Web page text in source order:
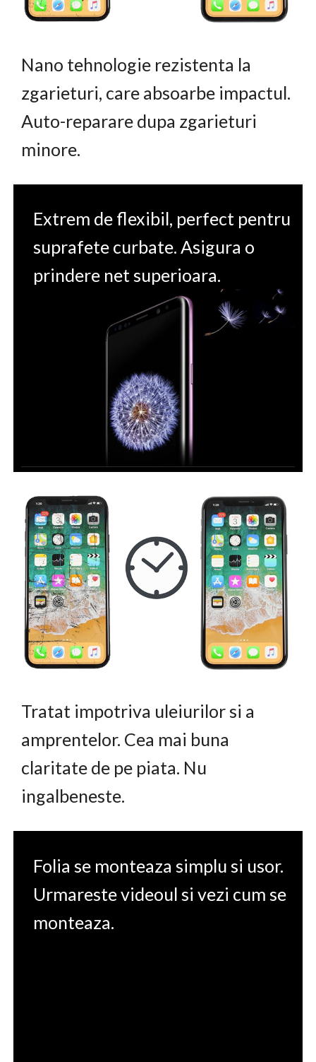
Nano tehnologie rezistenta la
zgarieturi, care absoarbe impactul.
Auto-reparare dupa zgarieturi
minore.
Extrem de flexibil, perfect pentru
suprafete curbate. Asigura o
prindere net superioara.
Tratat impotriva uleiurilor si a
amprentelor. Cea mai buna
claritate de pe piata. Nu
ingalbeneste.
Folia se monteaza simplu si usor.
Urmareste videoul si vezi cum se
monteaza.